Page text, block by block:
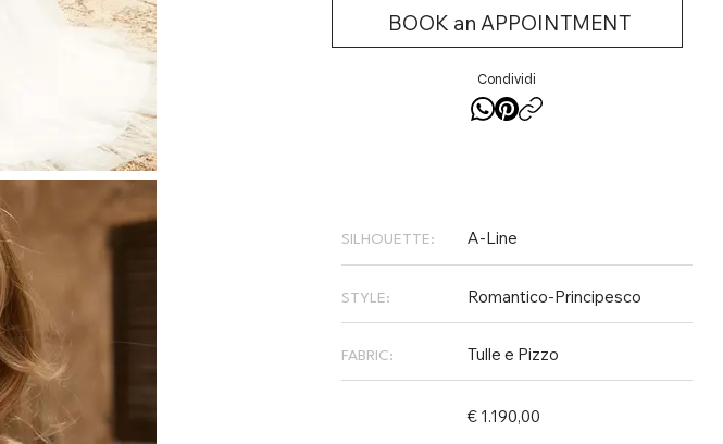
BOOK an APPOINTMENT
Condividi
SILHOUETTE: A-Line
STYLE: Romantico-Principesco
FABRIC: Tulle e Pizzo
€ 1.190,00
modernità e allure.